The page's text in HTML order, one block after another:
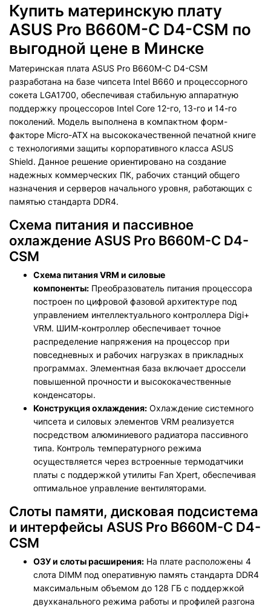
Купить материнскую плату
ASUS Pro B660M-C D4-CSM по
выгодной цене в Минске
Материнская плата ASUS Pro B660M-C D4-CSM
разработана на базе чипсета Intel B660 и процессорного
сокета LGA1700, обеспечивая стабильную аппаратную
поддержку процессоров Intel Core 12-го, 13-го и 14-го
поколений. Модель выполнена в компактном форм-
факторе Micro-ATX на высококачественной печатной книге
с технологиями защиты корпоративного класса ASUS
Shield. Данное решение ориентировано на создание
надежных коммерческих ПК, рабочих станций общего
назначения и серверов начального уровня, работающих с
памятью стандарта DDR4.
Схема питания и пассивное
охлаждение ASUS Pro B660M-C D4-
CSM
Схема питания VRM и силовые
компоненты: Преобразователь питания процессора
построен по цифровой фазовой архитектуре под
управлением интеллектуального контроллера Digi+
VRM. ШИМ-контроллер обеспечивает точное
распределение напряжения на процессор при
повседневных и рабочих нагрузках в прикладных
программах. Элементная база включает дроссели
повышенной прочности и высококачественные
конденсаторы.
Конструкция охлаждения: Охлаждение системного
чипсета и силовых элементов VRM реализуется
посредством алюминиевого радиатора пассивного
типа. Контроль температурного режима
осуществляется через встроенные термодатчики
платы с поддержкой утилиты Fan Xpert, обеспечивая
оптимальное управление вентиляторами.
Слоты памяти, дисковая подсистема
и интерфейсы ASUS Pro B660M-C D4-
CSM
ОЗУ и слоты расширения: На плате расположены 4
слота DIMM под оперативную память стандарта DDR4
максимальным объемом до 128 ГБ с поддержкой
двухканального режима работы и профилей разгона